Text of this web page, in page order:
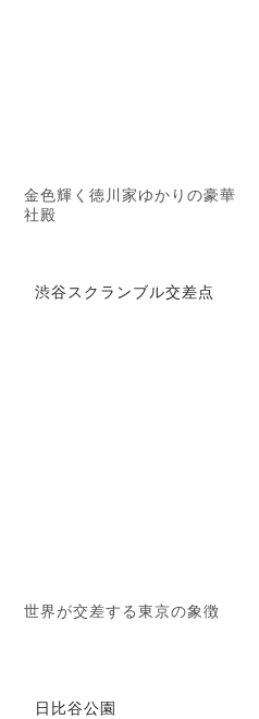
金色輝く徳川家ゆかりの豪華
社殿
渋谷スクランブル交差点
世界が交差する東京の象徴
日比谷公園